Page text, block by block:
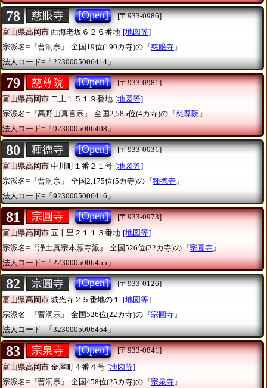
78 慈眼寺 [Open]
[〒933-0986]
富山県高岡市 西海老坂６２６番地 [地図等]
宗派名=『曹洞宗』
全国19位(190カ寺)の『慈眼寺 』
法人コード=「2230005006414」
79 慈尊院 [Open]
[〒933-0981]
富山県高岡市 二上１５１９番地 [地図等]
宗派名=『高野山真言宗』
全国2,585位(4カ寺)の『慈尊院』
法人コード=「9230005006408」
80 種徳寺 [Open]
[〒933-0031]
富山県高岡市 中川町１番２１号 [地図等]
宗派名=『曹洞宗』
全国2,175位(5カ寺)の『種徳寺 』
法人コード=「9230005006416」
81 宗圓寺 [Open]
[〒933-0973]
富山県高岡市 五十里２１１３番地 [地図等]
宗派名=『浄土真宗本願寺派』
全国526位(22カ寺)の『宗圓寺 』
法人コード=「2230005006455」
82 宗圓寺 [Open]
[〒933-0126]
富山県高岡市 城光寺２５番地の１ [地図等]
宗派名=『曹洞宗』
全国526位(22カ寺)の『宗圓寺』
法人コード=「3230005006454」
83 宗泉寺 [Open]
[〒933-0841]
富山県高岡市 金屋町４番４号 [地図等]
宗派名=『曹洞宗』
全国458位(25カ寺)の『宗泉寺 』